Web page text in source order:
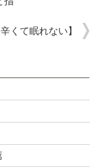
くて眠れない】